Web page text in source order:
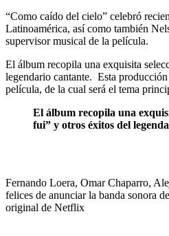
“Como caído del cielo” celebró
Latinoamérica, así como también
supervisor musical de la película.
El álbum recopila una exquisita
legendario cantante. Esta
película, de la cual será el tema
El álbum recopila una
fui” y otros éxitos del
Fernando Loera, Omar Chaparro,
felices de anunciar la banda sonora
original de Netflix